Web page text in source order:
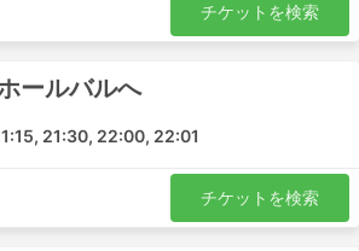
スターミナルは、都市部での混雑を避
にあるケースが多く、降車後に不便な
す。
な運送業者を使わないと入場できない
騰してコスト高になります。
チケットを検索
ールバルへ
21:30, 22:00, 22:01
チケットを検索